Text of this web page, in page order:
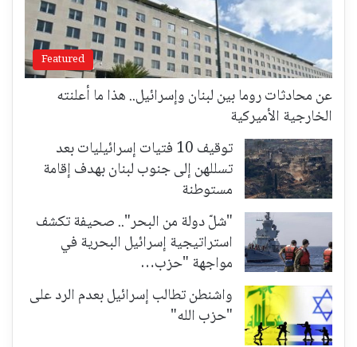
Featured
عن محادثات روما بين لبنان وإسرائيل.. هذا ما أعلنته
الخارجية الأميركية
توقيف 10 فتيات إسرائيليات بعد
تسللهن إلى جنوب لبنان بهدف إقامة
مستوطنة
"شلّ دولة من البحر".. صحيفة تكشف
استراتيجية إسرائيل البحرية في
مواجهة "حزب…
واشنطن تطالب إسرائيل بعدم الرد على
"حزب الله"